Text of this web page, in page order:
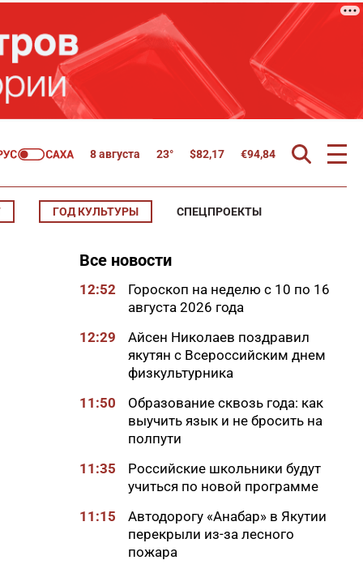
8 августа 23° $82,17 €94,84
ГОД КУЛЬТУРЫ СПЕЦПРОЕКТЫ
Все новости
12:52
Гороскоп на неделю с 10 по 16
августа 2026 года
12:29
Айсен Николаев поздравил
якутян с Всероссийским днем
физкультурника
11:50
Образование сквозь года: как
выучить язык и не бросить на
полпути
11:35
Российские школьники будут
учиться по новой программе
11:15
Автодорогу «Анабар» в Якутии
перекрыли из-за лесного
пожара